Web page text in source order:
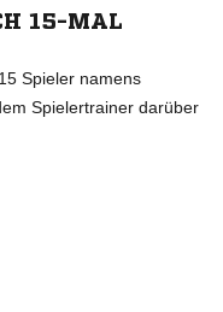
15-MAL
Spieler namens
Spielertrainer darüber